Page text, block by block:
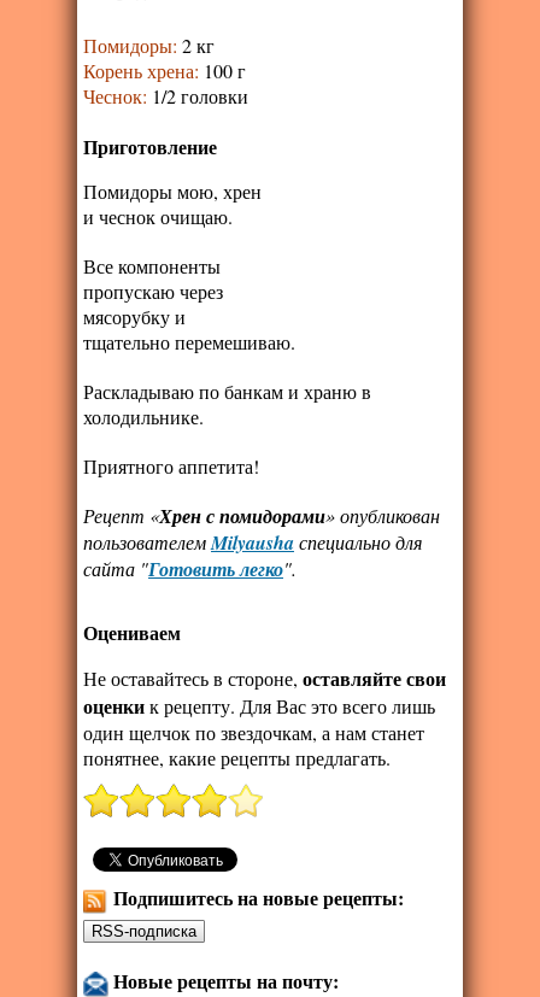
Помидоры: 2 кг
Корень хрена: 100 г
Чеснок: 1/2 головки
Приготовление
Помидоры мою, хрен
и чеснок очищаю.
Все компоненты
пропускаю через
мясорубку и
тщательно перемешиваю.
Раскладываю по банкам и храню в
холодильнике.
Приятного аппетита!
Рецепт «Хрен с помидорами» опубликован
пользователемMilyaushaспециально для
сайта "Готовить легко".
Оцениваем
Не оставайтесь в стороне, оставляйте свои
оценкик рецепту. Для Вас это всего лишь
один щелчок по звездочкам, а нам станет
понятнее, какие рецепты предлагать.
Подпишитесь на новые рецепты:
Новые рецепты на почту: